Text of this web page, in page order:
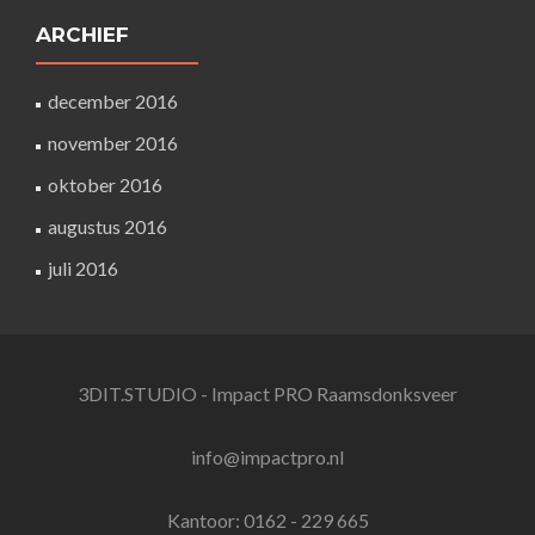
ARCHIEF
december 2016
november 2016
oktober 2016
augustus 2016
juli 2016
3DIT.STUDIO - Impact PRO Raamsdonksveer
info@impactpro.nl
Kantoor: 0162 - 229 665